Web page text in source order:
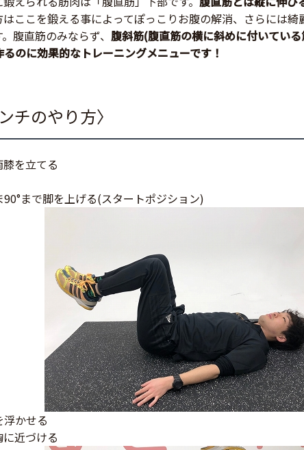
ここを鍛える事によってぽっこりお腹の解消、さらには
腹直筋のみならず、 腹斜筋(腹直筋の横に斜めに付いてい
のに効果的なトレーニングメニューです！
チのやり方〉
を立てる
まで脚を上げる(スタートポジション)
かせる
近づける